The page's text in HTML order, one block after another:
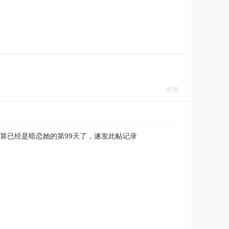
举报
已经是暗恋她的第99天了，遂发此帖记录